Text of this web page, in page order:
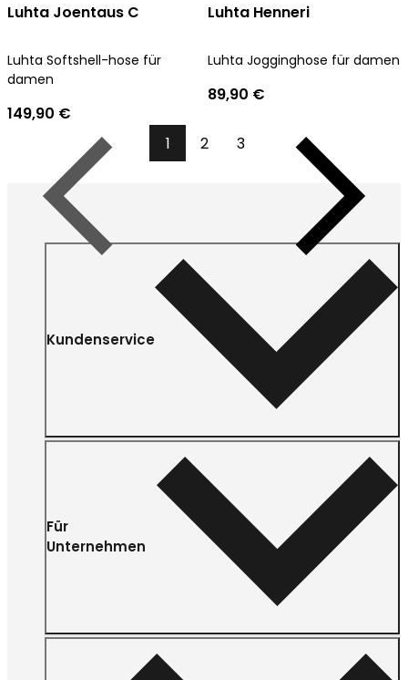
Luhta Joentaus C
Luhta Softshell-hose für
damen
149,90 €
Luhta Henneri
Luhta Jogginghose für damen
89,90 €
1 2 3
Nächste
Kundenservice
Für
Unternehmen